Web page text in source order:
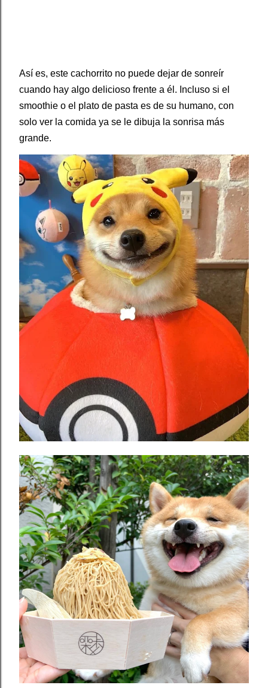
Así es, este cachorrito no puede dejar de sonreír
cuando hay algo delicioso frente a él. Incluso si el
smoothie o el plato de pasta es de su humano, con
solo ver la comida ya se le dibuja la sonrisa más
grande.